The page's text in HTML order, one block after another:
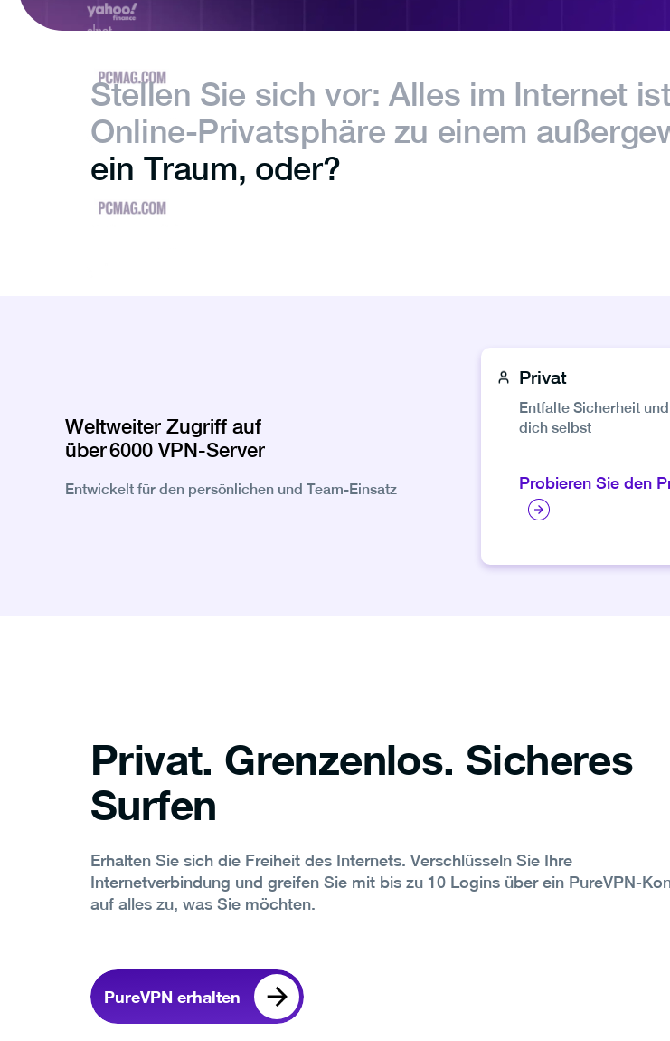
Stellen Sie sich vor: Alles im Internet
Online-Privatsphäre zu einem
ein Traum, oder?
Weltweiter Zugriff auf
über 6000 VPN‑Server
Entwickelt für den persönlichen und Team‑Einsatz
Privat
Entfalte Sicherheit
dich selbst
Probieren Sie den
Privat. Grenzenlos. Sicheres
Surfen
Erhalten Sie sich die Freiheit des Internets. Verschlüsseln Sie Ihre
Internetverbindung und greifen Sie mit bis zu 10 Logins über ein PureVPN-
auf alles zu, was Sie möchten.
PureVPN erhalten